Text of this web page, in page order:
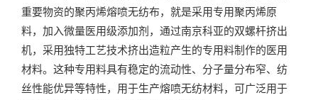
重要物资的聚丙烯熔喷无纺布，就是采用专用聚丙烯原
料，加入微量医用级添加剂，通过南京科亚的双螺杆挤出
机，采用独特工艺技术挤出造粒产生的专用料制作的医用
材料。这种专用料具有稳定的流动性、分子量分布窄、纺
丝性能优异等特性，用于生产熔喷无纺材料，可广泛用于